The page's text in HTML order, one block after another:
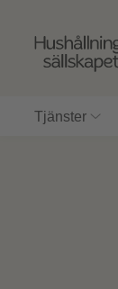
Tjänster